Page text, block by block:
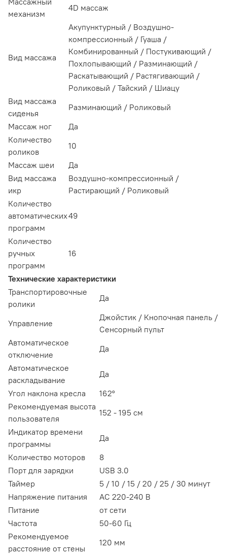
механизм
4D массаж
Вид массажа
Акупунктурный / Воздушно-
компрессионный / Гуаша /
Комбинированный / Постукивающий /
Похлопывающий / Разминающий /
Раскатывающий / Растягивающий /
Роликовый / Тайский / Шиацу
Вид массажа
сиденья
Разминающий / Роликовый
Массаж ног
Да
Количество
роликов
10
Массаж шеи
Да
Вид массажа
икр
Воздушно-компрессионный /
Растирающий / Роликовый
Количество
автоматических
программ
49
Количество
ручных
программ
16
Технические характеристики
Транспортировочные
ролики
Да
Управление
Джойстик / Кнопочная панель /
Сенсорный пульт
Автоматическое
отключение
Да
Автоматическое
раскладывание
Да
Угол наклона кресла
162°
Рекомендуемая высота
пользователя
152 - 195 см
Индикатор времени
программы
Да
Количество моторов
8
Порт для зарядки
USB 3.0
Таймер
5 / 10 / 15 / 20 / 25 / 30 минут
Напряжение питания
АС 220-240 В
Питание
от сети
Частота
50-60 Гц
Рекомендуемое
расстояние от стены
120 мм